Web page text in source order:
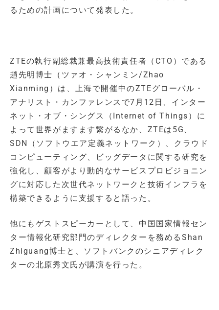
るための計画について発表した。
ZTEの執行副総裁兼最高技術責任者（CTO）である
趙先明博士（ツァオ・シャンミン/Zhao
Xianming）は、上海で開催中のZTEグローバル・
アナリスト・カンファレンスで7月12日、インター
ネット・オブ・シングス（Internet of Things）に
よって世界がますます繋がるなか、ZTEは5G、
SDN（ソフトウエア定義ネットワーク）、クラウド
コンピューティング、ビッグデータに関する研究を
強化し、顧客がより動的なサービスプロビジョニン
グに対応した次世代ネットワークと技術インフラを
構築できるように支援すると語った。
他にもゲストスピーカーとして、中国国家情報セン
ター情報化研究部門のディレクターを務めるShan
Zhiguang博士と、ソフトバンクのシニアディレク
ターの北原秀文氏が講演を行った。